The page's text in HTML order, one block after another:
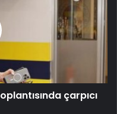
çarpıcı